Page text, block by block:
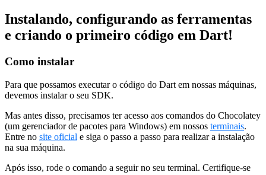
Instalando, configurando as ferramentas
e criando o primeiro código em Dart!
Como instalar
Para que possamos executar o código do Dart em nossas máquinas,
devemos instalar o seu SDK.
Mas antes disso, precisamos ter acesso aos comandos do Chocolatey
(um gerenciador de pacotes para Windows) em nossos terminais.
Entre no site oficial e siga o passo a passo para realizar a instalação
na sua máquina.
Após isso, rode o comando a seguir no seu terminal. Certifique-se